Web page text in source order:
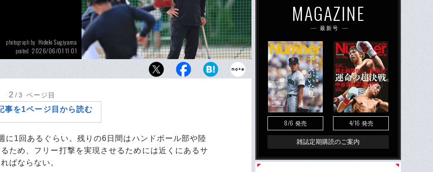
photograph by Hideki Sugiyama
posted 2026/06/01 11:01
神奈川の公立進学校、光陵高校の野球部でインストラクタ
2 /3 ページ目
事を1ページ目から読む
1回あるぐらい。残りの6日間はハンドボール部や陸
ため、フリー打撃を実現させるためには近くにあるサ
ばならない。
MAGAZINE
最新号
8/6 発売 4/16 発売
雑誌定期購読のご案内